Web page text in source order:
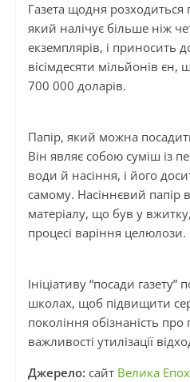
Газета щодня розходиться
який налічує більше ніж
екземплярів, і приносить
вісімдесяти мільйонів
700 000 доларів.
Папір, який можна
Він являє собою суміш із
води й насіння, і його
самому. Насіннєвий папір
матеріалу, що був у
процесі варіння целюлози.
Ініціативу “посади
школах, щоб підвищити
покоління обізнаність
важливості утилізації
Джерело: сайт Велика